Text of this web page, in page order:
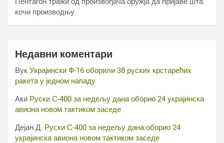
кочи производњу
Недавни коментари
Вук Украјински Ф-16 оборили 38 руских крстарећих
ракета у једном нападу
Аки Руски С-400 за недељу дана оборио 24 украјинска
авиона новом тактиком заседе
Дејан Д. Руски С-400 за недељу дана оборио 24
украјинска авиона новом тактиком заседе